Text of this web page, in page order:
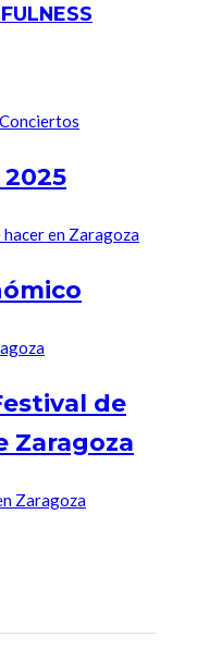
de
Zaragoza